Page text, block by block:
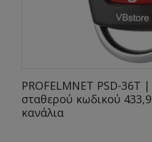
PROFELMNET PSD-36T |
σταθερού κωδικού
κανάλια